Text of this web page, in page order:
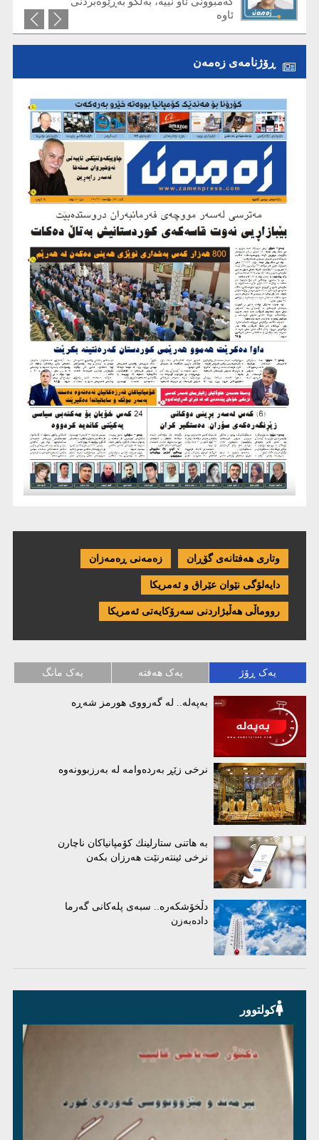
ئاوە
ڕۆژنامەی زەمەن
وتاری هەفتانەی گۆڕان زەمەنی ڕەمەزان
دایەلۆگی نێوان عێراق و ئەمریكا
رووماڵی هەڵبژاردنی سەرۆکایەتی ئەمریکا
یەک ڕۆژ یەک هەفتە یەک مانگ
بەپەلە.. لە گەرووی هورمز شەڕە
نرخی زێڕ بەردەوامە لە بەرزبوونەوە
بە هاتنی ستارلینك كۆمپانیاكان ناچارن
نرخی ئینتەرنێت هەرزان بكەن
دڵخۆشکەرە.. سبەی پلەکانی گەرما
دادەبەزن
کولتوور